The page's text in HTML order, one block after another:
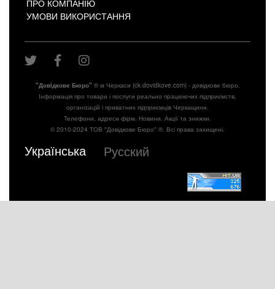
ПРО КОМПАНІЮ
УМОВИ ВИКОРИСТАННЯ
"Довiдкове Бюро"® м Черкаси (ck.dovidkove.com) - довідкове бюро.
Інформація про товари і послуги реально працюючих підприємств,
організацій і приватних підприємців Черкащини.
Телефони, адреси фірм. Новини. Акції та знижки.
© 2010-2024 ТОВ "Довідкове Бюро" ®. Всі права захищені.
Українська Русский